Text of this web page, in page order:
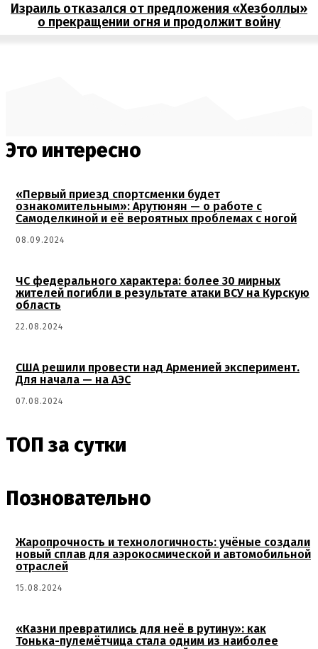
Израиль отказался от предложения «Хезболлы»
о прекращении огня и продолжит войну
Это интересно
«Первый приезд спортсменки будет
ознакомительным»: Арутюнян — о работе с
Самоделкиной и её вероятных проблемах с ногой
08.09.2024
ЧС федерального характера: более 30 мирных
жителей погибли в результате атаки ВСУ на Курскую
область
22.08.2024
США решили провести над Арменией эксперимент.
Для начала — на АЭС
07.08.2024
ТОП за сутки
Позновательно
Жаропрочность и технологичность: учёные создали
новый сплав для аэрокосмической и автомобильной
отраслей
15.08.2024
«Казни превратились для неё в рутину»: как
Тонька-пулемётчица стала одним из наиболее